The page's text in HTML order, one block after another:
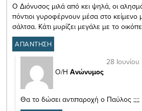
Ο Διόνυσος μιλά από κει ψηλά, οι
πόντιοι γυροφέρνουν μέσα στο κείμενο
σάλτσα. Κάτι μυρίζει μεγάλε με το
ΑΠΑΝΤΗΣΗ
Ο/Η Ανώνυμος
28
Θα το δώσει αντιπαροχή ο Παύλος ;;;;